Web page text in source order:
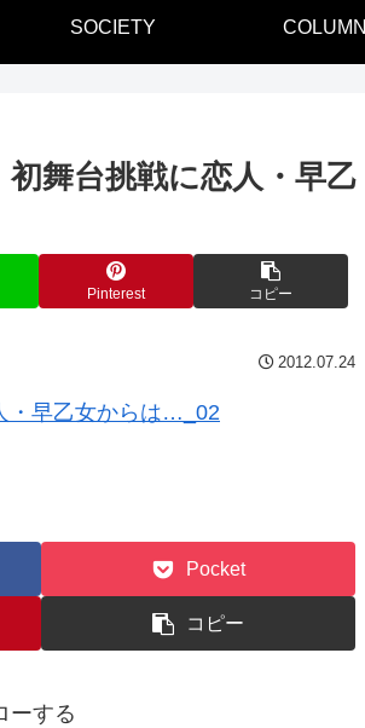
SOCIETY COLUMN
舞台挑戦に恋人・早乙
Pinterest コピー
2012.07.24
Pocket
コピー
ーする